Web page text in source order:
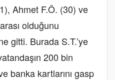
Ahmet F.Ö. (30) ve
olduğunu
gitti. Burada S.T.’ye
200 bin
banka kartlarını gasp